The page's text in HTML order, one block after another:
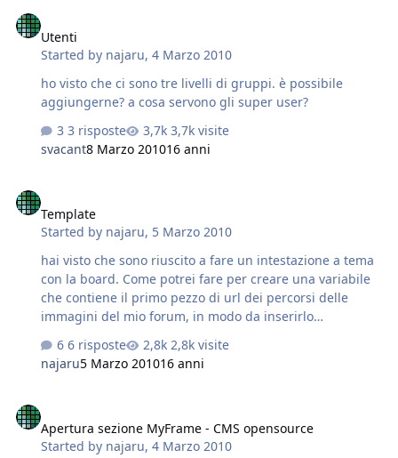
Utenti
Started by najaru,4 Marzo 2010
ho visto che ci sono tre livelli di gruppi. è possibile
aggiungerne? a cosa servono gli super user?
3 risposte
3,7k visite
svacant8 Marzo 201016 anni
Template
Started by najaru, 5 Marzo 2010
hai visto che sono riuscito a fare un intestazione a tema
con la board. Come potrei fare per creare una variabile
che contiene il primo pezzo di url dei percorsi delle
immagini del mio forum, in modo da inserirlo
completo? Tipo non avere cosi:
[http://www.invisioni...branding_bg.png[/url] ma avere
6 risposte
2,8k visite
najaru5 Marzo 201016 anni
Apertura sezione MyFrame - CMS opensource
Started by najaru,4 Marzo 2010